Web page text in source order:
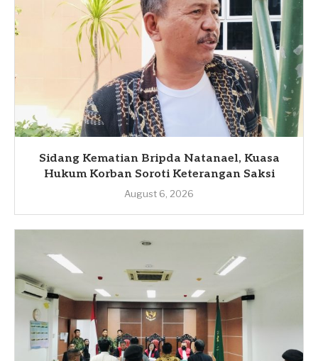
Sidang Kematian Bripda Natanael, Kuasa
Hukum Korban Soroti Keterangan Saksi
August 6, 2026